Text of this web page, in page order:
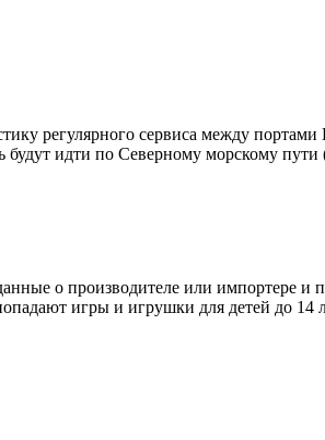
регулярного сервиса между
будут идти по Северному морскому
о производителе или импортере и
игры и игрушки для детей до 14